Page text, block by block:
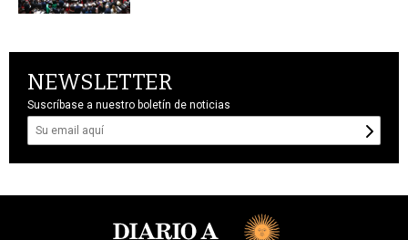
NEWSLETTER
Suscríbase a nuestro boletín de noticias